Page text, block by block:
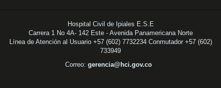
Hospital Civil de Ipiales E.S.E
Carrera 1 No 4A- 142 Este - Avenida Panamericana Norte
Línea de Atención al Usuario +57 (602) 7732234 Conmutador +57 (602)
733949
Correo: gerencia@hci.gov.co